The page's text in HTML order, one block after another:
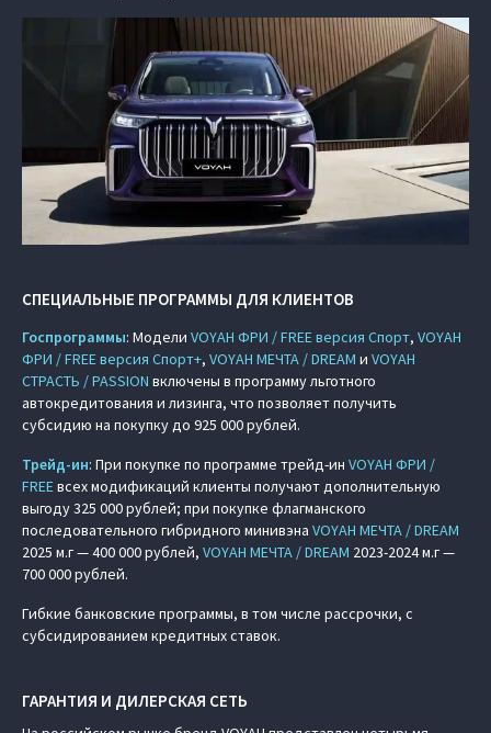
СПЕЦИАЛЬНЫЕ ПРОГРАММЫ ДЛЯ КЛИЕНТОВ
Госпрограммы: Модели VOYAH ФРИ / FREE версия Спорт, VOYAH
ФРИ / FREE версия Спорт+, VOYAH МЕЧТА / DREAM и VOYAH
СТРАСТЬ / PASSION включены в программу льготного
автокредитования и лизинга, что позволяет получить
субсидию на покупку до 925 000 рублей.
Трейд-ин: При покупке по программе трейд-ин VOYAH ФРИ /
FREEвсех модификаций клиенты получают дополнительную
выгоду 325 000 рублей; при покупке флагманского
последовательного гибридного минивэна VOYAH МЕЧТА / DREAM
2025 м.г — 400 000 рублей, VOYAH МЕЧТА / DREAM 2023-2024 м.г —
700 000 рублей.
Гибкие банковские программы, в том числе рассрочки, с
субсидированием кредитных ставок.
ГАРАНТИЯ И ДИЛЕРСКАЯ СЕТЬ